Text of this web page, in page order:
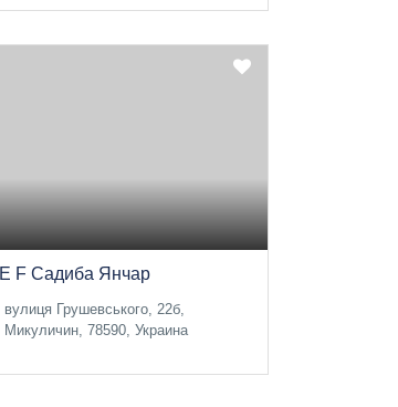
E F Садиба Янчар
вулиця Грушевського, 22б,
Микуличин, 78590, Украина